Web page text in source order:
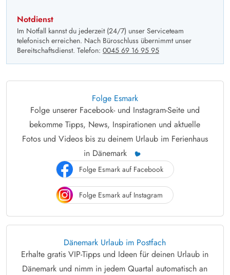
Notdienst
Im Notfall kannst du jederzeit (24/7) unser Serviceteam
telefonisch erreichen. Nach Büroschluss übernimmt unser
Bereitschaftsdienst. Telefon: 0045 69 16 95 95
Folge Esmark
Folge unserer Facebook- und Instagram-Seite und
bekomme Tipps, News, Inspirationen und aktuelle
Fotos und Videos bis zu deinem Urlaub im Ferienhaus
in Dänemark
Folge Esmark auf Facebook
Folge Esmark auf Instagram
Dänemark Urlaub im Postfach
Erhalte gratis VIP-Tipps und Ideen für deinen Urlaub in
Dänemark und nimm in jedem Quartal automatisch an